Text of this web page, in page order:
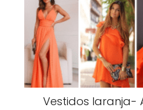
Vestidos laranja-